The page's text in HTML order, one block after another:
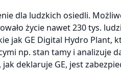
dla ludzkich osiedli.
życie nawet 230 tys.
jak GE Digital Hydro Plant,
np. stan tamy i analizuje
deklaruje GE, jest